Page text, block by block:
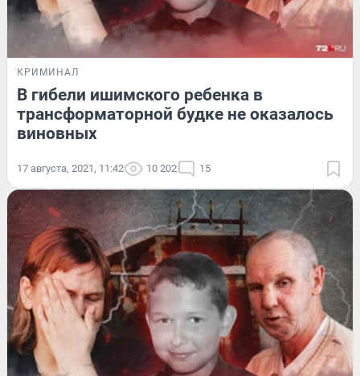
КРИМИНАЛ
В гибели ишимского ребенка в
трансформаторной будке не оказалось
виновных
17 августа, 2021, 11:42 10 202 15